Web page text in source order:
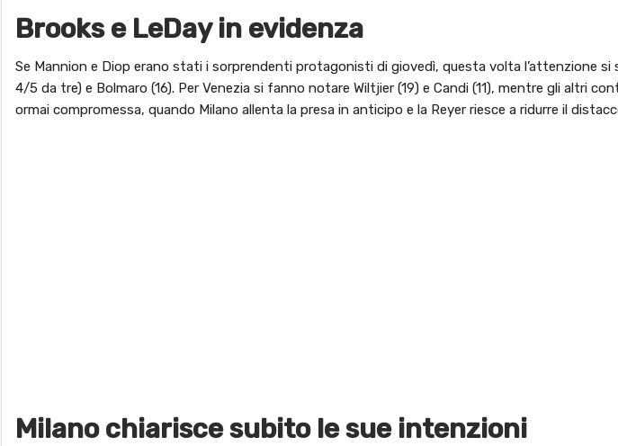
Brooks e LeDay in evidenza
Se Mannion e Diop erano stati i sorprendenti protagonisti di giovedì, questa volta l’attenzione si
4/5 da tre) e Bolmaro (16). Per Venezia si fanno notare Wiltjier (19) e Candi (11), mentre gli altri
ormai compromessa, quando Milano allenta la presa in anticipo e la Reyer riesce a ridurre il
Milano chiarisce subito le sue intenzioni